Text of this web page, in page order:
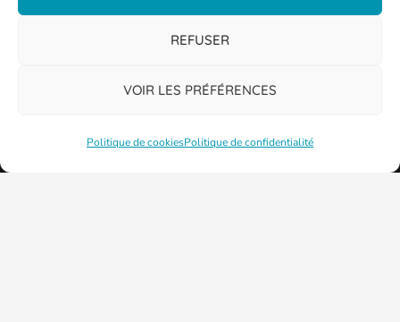
REFUSER
VOIR LES PRÉFÉRENCES
Politique de cookiesPolitique de confidentialité